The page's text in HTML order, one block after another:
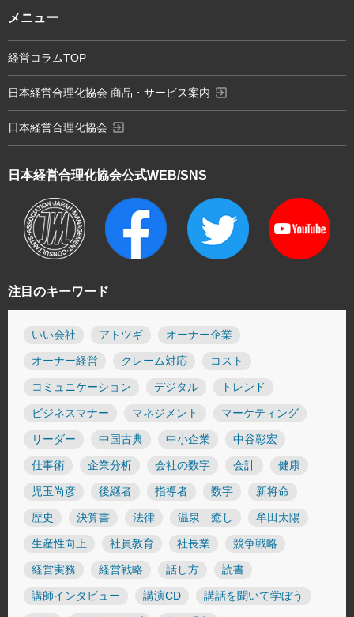
注目のキーワード
いい会社 アトツギ オーナー企業
オーナー経営 クレーム対応 コスト
コミュニケーション デジタル トレンド
ビジネスマナー マネジメント マーケティング
リーダー 中国古典 中小企業 中谷彰宏
仕事術 企業分析 会社の数字 会計 健康
児玉尚彦 後継者 指導者 数字 新将命
歴史 決算書 法律 温泉 癒し 牟田太陽
生産性向上 社員教育 社長業 競争戦略
経営実務 経営戦略 話し方 読書
講師インタビュー 講演CD 講話を聞いて学ぼう
日本経営合理化協会公式WEB/SNS
メニュー
経営コラムTOP
日本経営合理化協会 商品・サービス案内 exit_to_app
日本経営合理化協会 exit_to_app